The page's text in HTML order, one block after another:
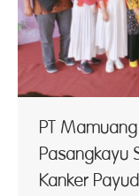
PT
Pasangkayu
Kanker